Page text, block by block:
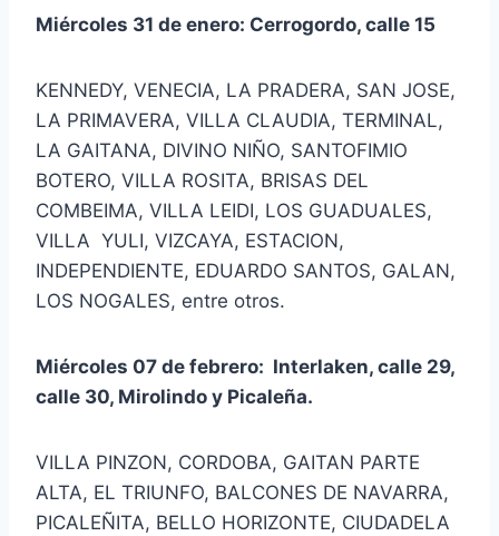
Miércoles 31 de enero: Cerrogordo, calle 15
KENNEDY, VENECIA, LA PRADERA, SAN JOSE,
LA PRIMAVERA, VILLA CLAUDIA, TERMINAL,
LA GAITANA, DIVINO NIÑO, SANTOFIMIO
BOTERO, VILLA ROSITA, BRISAS DEL
COMBEIMA, VILLA LEIDI, LOS GUADUALES,
VILLA YULI, VIZCAYA, ESTACION,
INDEPENDIENTE, EDUARDO SANTOS, GALAN,
LOS NOGALES, entre otros.
Miércoles 07 de febrero: Interlaken, calle 29,
calle 30, Mirolindo y Picaleña.
VILLA PINZON, CORDOBA, GAITAN PARTE
ALTA, EL TRIUNFO, BALCONES DE NAVARRA,
PICALEÑITA, BELLO HORIZONTE, CIUDADELA